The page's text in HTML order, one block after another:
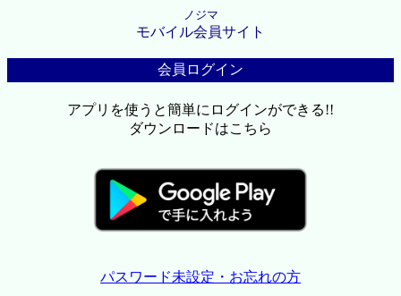
ノジマ
モバイル会員サイト
会員ログイン
アプリを使うと簡単にログインができる!!
ダウンロードはこちら
パスワード未設定・お忘れの方